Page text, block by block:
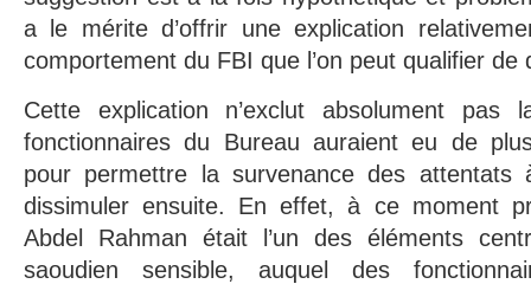
a le mérite d’offrir une explication
comportement du FBI que l’on peut qualifier de
Cette explication n’exclut absolument pas
fonctionnaires du Bureau auraient eu de
pour permettre la survenance des
dissimuler ensuite. En effet, à ce moment
Abdel Rahman était l’un des éléments
saoudien sensible, auquel des